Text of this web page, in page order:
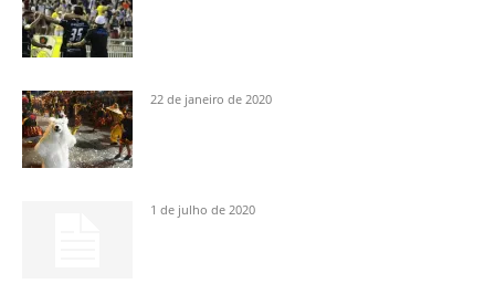
22 de janeiro de 2020
1 de julho de 2020